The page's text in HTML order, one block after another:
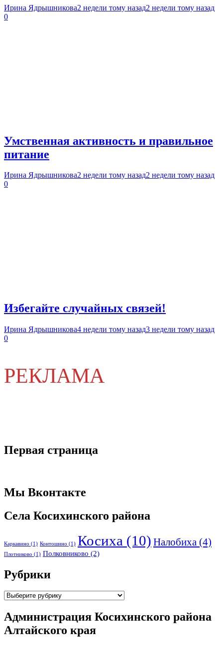
Ирина Ядрышникова2 недели тому назад2 недели тому назад
0
Умственная активность и правильное
питание
Ирина Ядрышникова2 недели тому назад2 недели тому назад
0
Избегайте случайных связей!
Ирина Ядрышникова4 недели тому назад3 недели тому назад
0
РЕКЛАМА
Первая страница
Мы Вконтакте
Села Косихинского района
Каркавино (1) Контошино (1) Косиха (10) Налобиха (4)
Плотниково (1) Полковниково (2)
Рубрики
Рубрики
Администрация Косихинского района
Алтайского края